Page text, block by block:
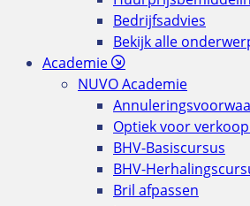
Bedrijfsadvies
Bekijk alle
Academie
NUVO Academie
Optiek voor
BHV-Basiscursus
BHV-
Bril afpassen